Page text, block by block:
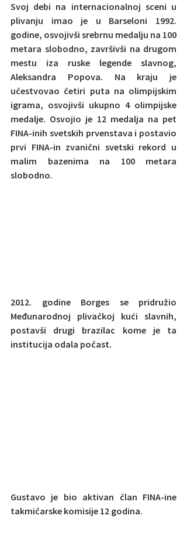
Svoj debi na internacionalnoj sceni u
plivanju imao je u Barseloni 1992.
godine, osvojivši srebrnu medalju na 100
metara slobodno, završivši na drugom
mestu iza ruske legende slavnog,
Aleksandra Popova. Na kraju je
učestvovao četiri puta na olimpijskim
igrama, osvojivši ukupno 4 olimpijske
medalje. Osvojio je 12 medalja na pet
FINA-inih svetskih prvenstava i postavio
prvi FINA-in zvanični svetski rekord u
malim bazenima na 100 metara
slobodno.
2012. godine Borges se pridružio
Međunarodnoj plivačkoj kući slavnih,
postavši drugi brazilac kome je ta
institucija odala počast.
Gustavo je bio aktivan član FINA-ine
takmičarske komisije 12 godina.